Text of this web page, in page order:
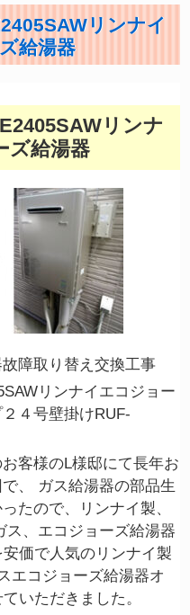
リンナイ
給湯器
リンナ
ズ給湯器
障取り替え交換工事
リンナイエコジョー
４号壁掛けRUF-
客様のL様邸にて長年お
、 ガス給湯器の部品生
たので、リンナイ製、
ス、エコジョーズ給湯器
価で人気のリンナイ製
エコジョーズ給湯器オ
いただきました。